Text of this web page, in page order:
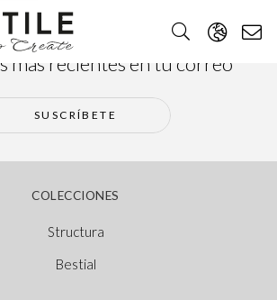
nuestra newsletter y recibe
más recientes en tu correo
SUSCRÍBETE
COLECCIONES
Structura
Bestial